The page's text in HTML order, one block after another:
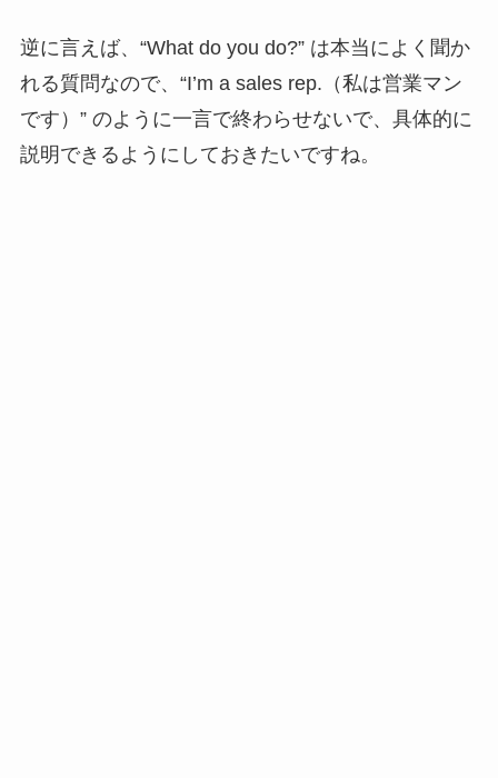
逆に言えば、“What do you do?” は本当によく聞か
れる質問なので、“I’m a sales rep.（私は営業マン
です）” のように一言で終わらせないで、具体的に
説明できるようにしておきたいですね。